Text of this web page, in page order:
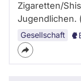
Zigaretten/
Jugendlichen.
Gesellschaft